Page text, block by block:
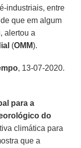
industriais, entre
que em algum
alertou a
(OMM).
, 13-07-2020.
para a
do
climática para
que a